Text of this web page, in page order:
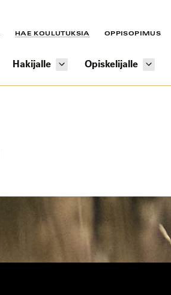
HAE KOULUTUKSIA OPPISOPIMUS
Hakijalle Opiskelijalle